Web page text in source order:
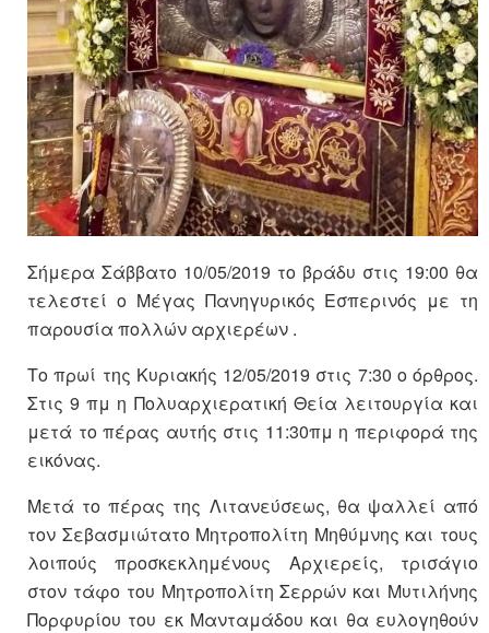
Σήμερα Σάββατο 10/05/2019 το βράδυ στις 19:00 θα
τελεστεί ο Μέγας Πανηγυρικός Εσπερινός με τη
παρουσία πολλών αρχιερέων .
Το πρωί της Κυριακής 12/05/2019 στις 7:30 ο όρθρος.
Στις 9 πμ η Πολυαρχιερατική Θεία λειτουργία και
μετά το πέρας αυτής στις 11:30πμ η περιφορά της
εικόνας.
Μετά το πέρας της Λιτανεύσεως, θα ψαλλεί από
τον Σεβασμιώτατο Μητροπολίτη Μηθύμνης και τους
λοιπούς προσκεκλημένους Αρχιερείς, τρισάγιο
στον τάφο του Μητροπολίτη Σερρών και Μυτιλήνης
Πορφυρίου του εκ Μανταμάδου και θα ευλογηθούν